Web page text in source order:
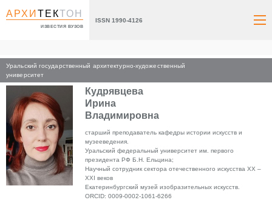
АРХИТЕКТОН
ИЗВЕСТИЯ ВУЗОВ
ISSN 1990-4126
Уральский государственный архитектурно-художественный
университет
Главная
Кудрявцева
Ирина
Владимировна
старший преподаватель кафедры истории искусств и
музееведения.
Уральский федеральный университет им. первого
президента РФ Б.Н. Ельцина;
Научный сотрудник сектора отечественного искусства XX –
XXI веков
Екатеринбургский музей изобразительных искусств.
ORCID: 0009-0002-1061-6266